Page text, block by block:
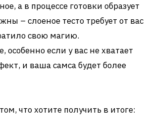
а в процессе готовки образует
– слоеное тесто требует от вас
свою магию.
особенно если у вас не хватает
и ваша самса будет более
что хотите получить в итоге: